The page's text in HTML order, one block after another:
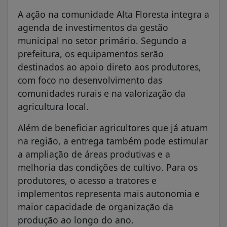
A ação na comunidade Alta Floresta integra a
agenda de investimentos da gestão
municipal no setor primário. Segundo a
prefeitura, os equipamentos serão
destinados ao apoio direto aos produtores,
com foco no desenvolvimento das
comunidades rurais e na valorização da
agricultura local.
Além de beneficiar agricultores que já atuam
na região, a entrega também pode estimular
a ampliação de áreas produtivas e a
melhoria das condições de cultivo. Para os
produtores, o acesso a tratores e
implementos representa mais autonomia e
maior capacidade de organização da
produção ao longo do ano.